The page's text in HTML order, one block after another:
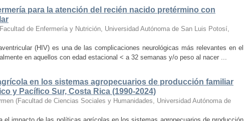
para la atención del recién nacido pretérmino con
Facultad de Enfermería y Nutrición, Universidad Autónoma de San Luis Potosí,
(HIV) es una de las complicaciones neurológicas más relevantes en el
en aquellos con edad estacional < a 32 semanas y/o peso al nacer ...
en los sistemas agropecuarios de producción familiar
y Pacífico Sur, Costa Rica (1990-2024)
(Facultad de Ciencias Sociales y Humanidades, Universidad Autónoma de